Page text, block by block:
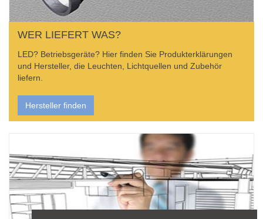
WER LIEFERT WAS?
LED? Betriebsgeräte? Hier finden Sie Produkterklärungen
und Hersteller, die Leuchten, Lichtquellen und Zubehör
liefern.
Hersteller finden